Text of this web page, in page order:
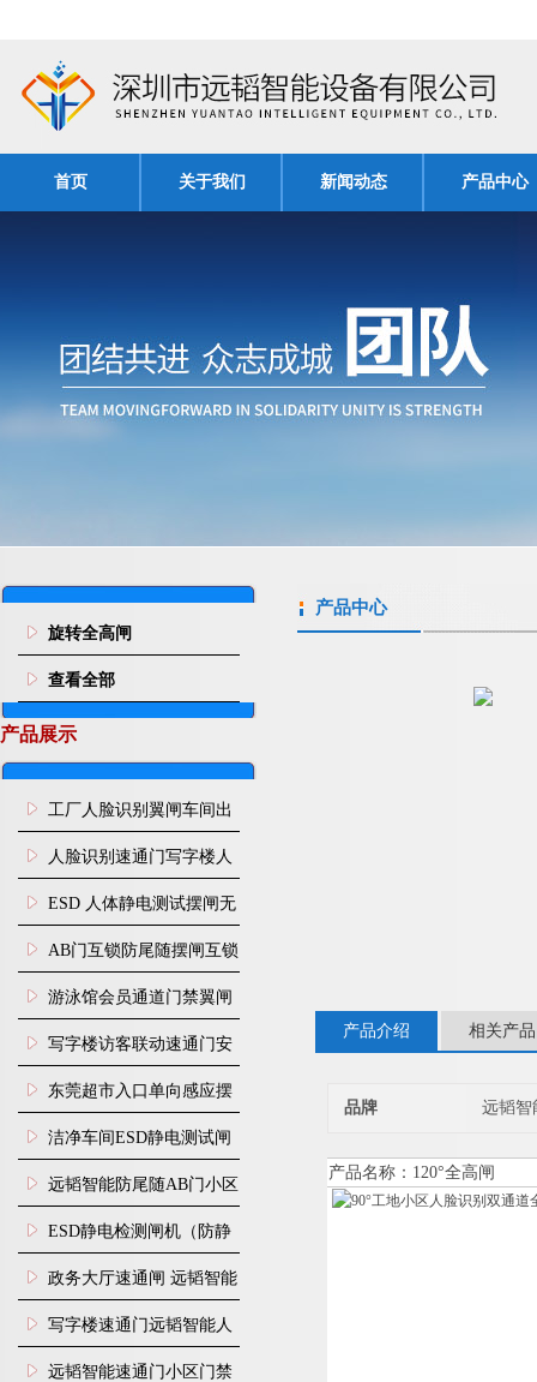
首页 关于我们 新闻动态 产品中心
旋转全高闸
查看全部
产品展示
工厂人脸识别翼闸车间出
入口人行通道门禁
人脸识别速通门写字楼人
行通道闸门禁设备
ESD 人体静电测试摆闸无
尘车间防静电闸机
AB门互锁防尾随摆闸互锁
闸机
游泳馆会员通道门禁翼闸
写字楼访客联动速通门安
装
东莞超市入口单向感应摆
闸安装
洁净车间ESD静电测试闸
机
远韬智能防尾随AB门小区
门禁闸机安装
​ESD静电检测闸机（防静
电门禁通道系统）
政务大厅速通闸 远韬智能
防尾随静音速通门
写字楼速通门远韬智能人
脸识别快速通道闸
远韬智能速通门小区门禁
产品中心
产品介绍 相关产品
品牌 远韬智
产品名称 ： 120°全高闸